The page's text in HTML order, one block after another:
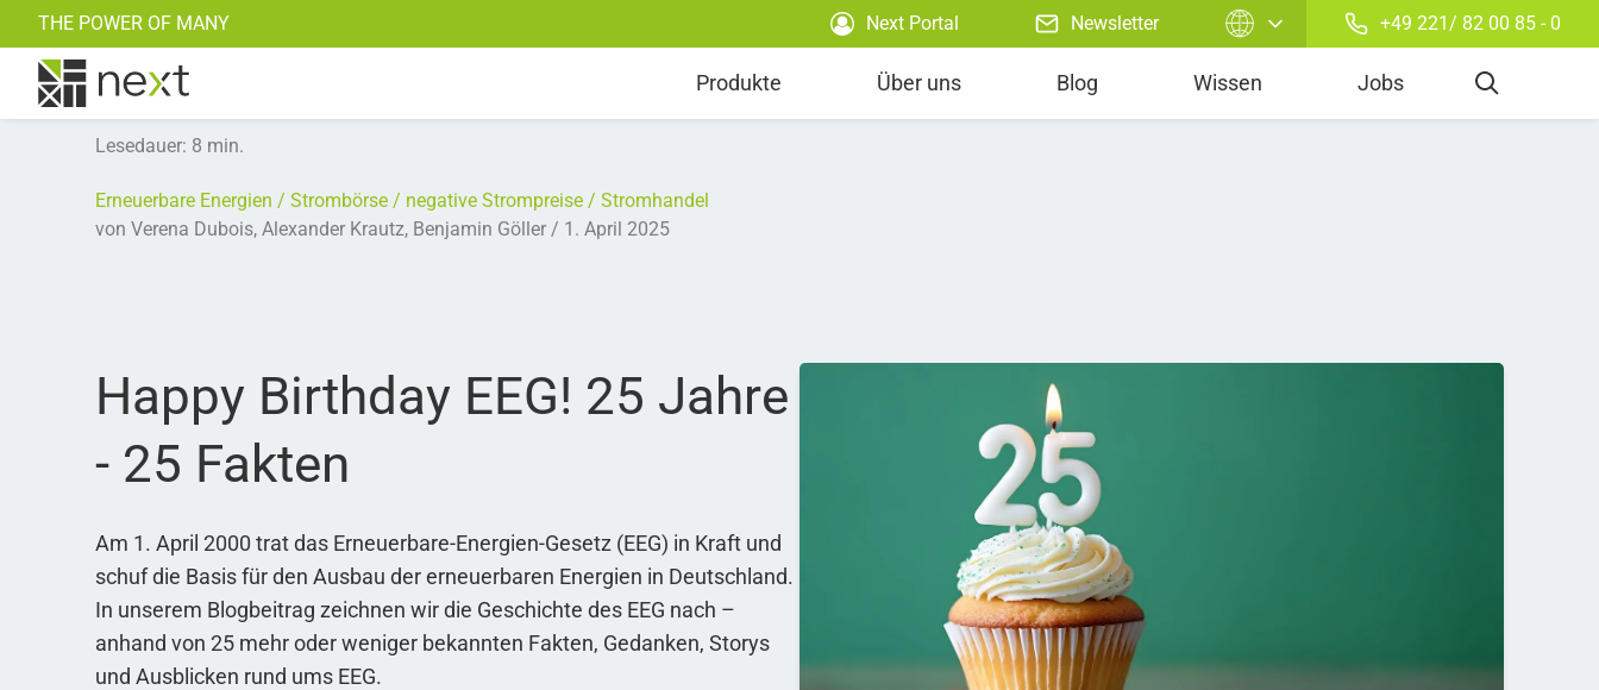
THE POWER OF MANY Next Portal Newsletter +49 221/ 82 00 85 - 0
Produkte
Weitere Kraftwerke Notstromaggregate Power Purchase Agreement
Über uns
Kontakt
Blog
Zu all unseren Blogposts >>
Wissen Jobs
Lesedauer: 8 min.
Erneuerbare Energien Strombörse negative Strompreise
Stromhandel
von Verena Dubois, Alexander Krautz, Benjamin Göller 1. April 2025
Happy Birthday EEG! 25 Jahre
- 25 Fakten
Am 1. April 2000 trat das Erneuerbare-Energien-Gesetz (EEG) in Kraft und
schuf die Basis für den Ausbau der erneuerbaren Energien in Deutschland.
In unserem Blogbeitrag zeichnen wir die Geschichte des EEG nach –
anhand von 25 mehr oder weniger bekannten Fakten, Gedanken, Storys
und Ausblicken rund ums EEG.